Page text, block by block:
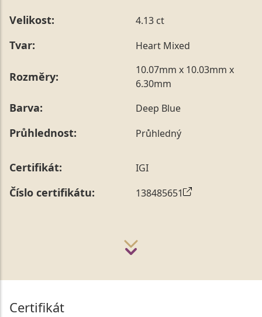
Velikost: 4.13 ct
Tvar: Heart Mixed
Rozměry:
10.07mm x 10.03mm x
6.30mm
Barva: Deep Blue
Průhlednost: Průhledný
Certifikát: IGI
Číslo certifikátu: 138485651
Certifikát